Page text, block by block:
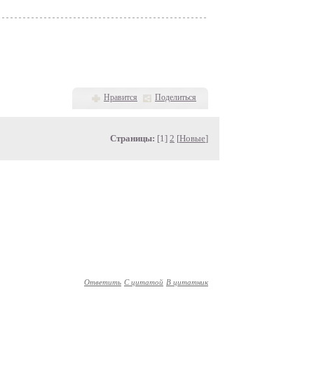
Нравится Поделиться
Страницы: [1] 2 [Новые]
Ответить С цитатой В цитатник